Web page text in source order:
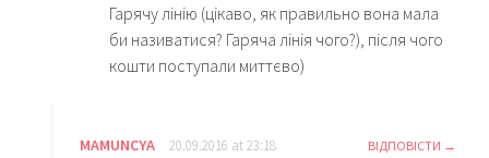
Гарячу лінію (цікаво, як правильно вона мала
би називатися? Гаряча лінія чого?), після чого
кошти поступали миттєво)
MAMUNCYA 20.09.2016 at 23:18 ВІДПОВІСТИ